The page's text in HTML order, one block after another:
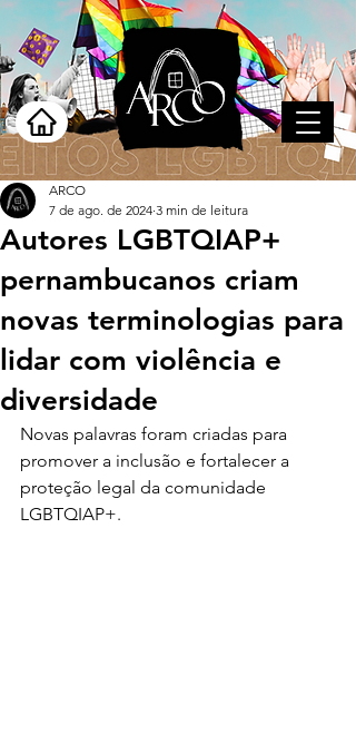
Autores LGBTQIAP+
pernambucanos criam
novas terminologias para
lidar com violência e
diversidade
ARCO
7 de ago. de 2024 3 min de leitura
Novas palavras foram criadas para
promover a inclusão e fortalecer a
proteção legal da comunidade
LGBTQIAP+.